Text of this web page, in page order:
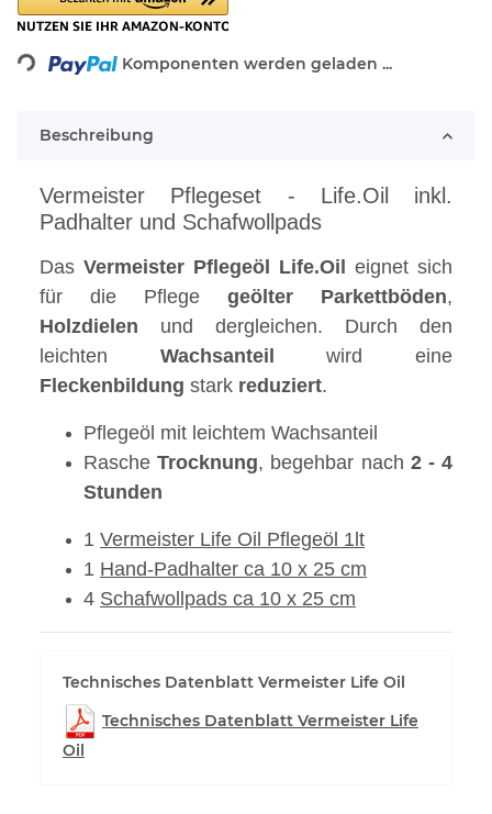
Loading... Komponenten werden geladen ...
Beschreibung
Vermeister Pflegeset - Life.Oil inkl.
Padhalter und Schafwollpads
Das Vermeister Pflegeöl Life.Oil
eignet sich
für die Pflege geölter Parkettböden,
Holzdielen und dergleichen. Durch den
leichten Wachsanteil
wird eine
Fleckenbildung stark reduziert.
Pflegeöl mit leichtem Wachsanteil
RascheTrocknung, begehbar nach 2 - 4
Stunden
1 Vermeister Life Oil Pflegeöl 1lt
1 Hand-Padhalter ca 10 x 25 cm
4 Schafwollpads ca 10 x 25 cm
Technisches Datenblatt Vermeister Life Oil
Technisches Datenblatt Vermeister Life
Oil